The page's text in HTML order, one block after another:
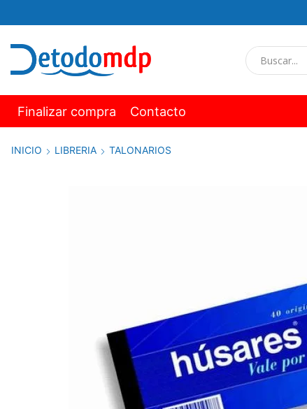
Finalizar compra Contacto
INICIO LIBRERIA TALONARIOS